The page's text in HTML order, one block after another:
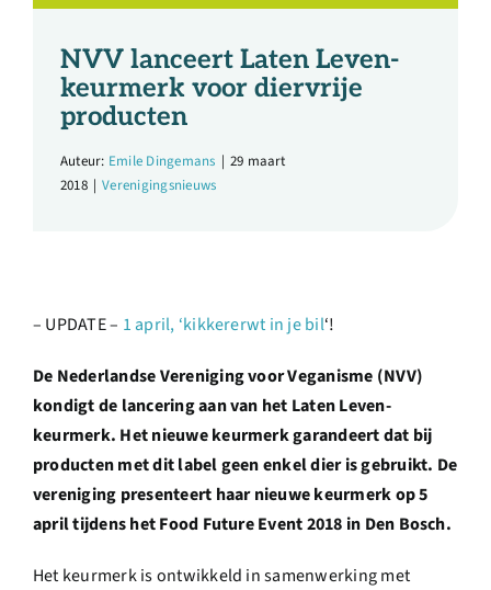
Over ons
Ondernemer
Contact
English
NVV lanceert Laten Leven-
keurmerk voor diervrije
producten
Auteur: Emile Dingemans | 29 maart
2018 | Verenigingsnieuws
– UPDATE – 1 april, ‘kikkererwt in je bil‘!
De Nederlandse Vereniging voor Veganisme (NVV)
kondigt de lancering aan van het Laten Leven-
keurmerk. Het nieuwe keurmerk garandeert dat bij
producten met dit label geen enkel dier is gebruikt. De
vereniging presenteert haar nieuwe keurmerk op 5
april tijdens het Food Future Event 2018 in Den Bosch.
Het keurmerk is ontwikkeld in samenwerking met